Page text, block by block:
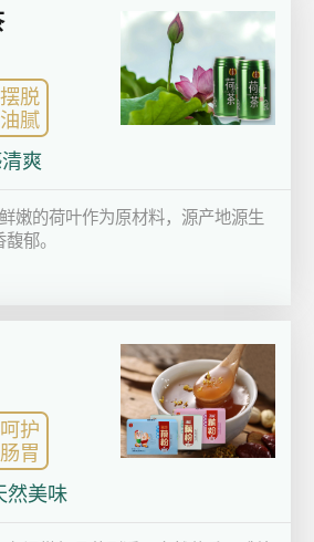
摆脱
油腻
爽
嫩的荷叶作为原材料，源产地源生
郁。
呵护
肠胃
然美味